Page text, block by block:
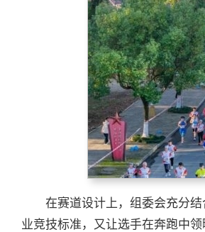
在赛道设计上，组委会充分
业竞技标准，又让选手在奔跑中